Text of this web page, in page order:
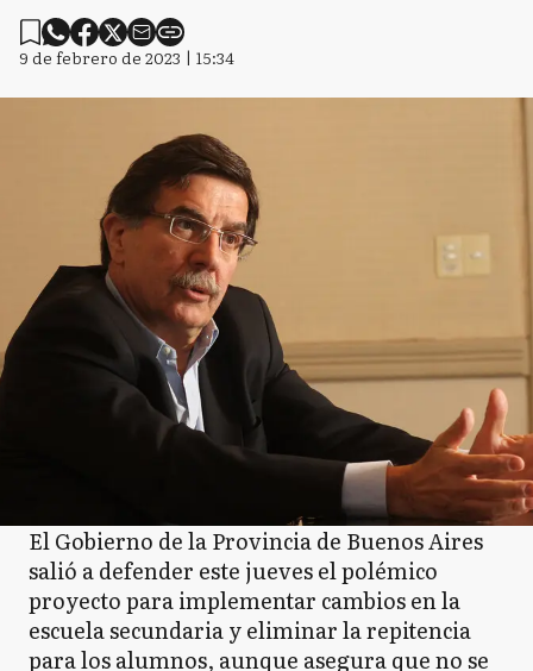
9 de febrero de 2023 | 15:34
El Gobierno de la Provincia de Buenos Aires
salió a defender este jueves el polémico
proyecto para implementar cambios en la
escuela secundaria y eliminar la repitencia
para los alumnos, aunque asegura que no se